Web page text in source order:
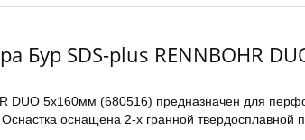
Бур SDS-plus RENNBOHR
DUO 5х160мм (680516) предназначен для
оснащена 2-х гранной твердосплавной